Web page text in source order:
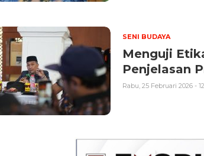
SENI BUDAYA
Menguji
Penjelasan
Rabu, 25 Februari 2026 -